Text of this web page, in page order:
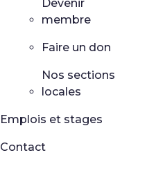
Devenir
membre
Faire un don
Nos sections
locales
Emplois et stages
Contact